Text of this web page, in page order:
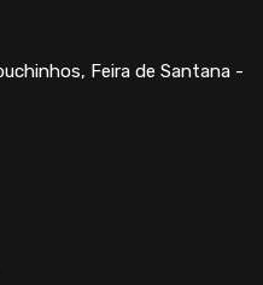
Feira de Santana -